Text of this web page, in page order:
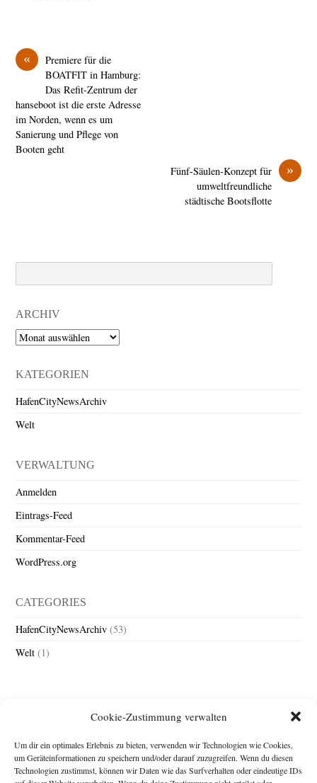
Cookie-Zustimmung verwalten
Um dir ein optimales Erlebnis zu bieten, verwenden wir Technologien wie Cookies,
um Geräteinformationen zu speichern und/oder darauf zuzugreifen. Wenn du diesen
Technologien zustimmst, können wir Daten wie das Surfverhalten oder eindeutige IDs
«
Premiere für die
BOATFIT in Hamburg:
Das Refit-Zentrum der
hanseboot ist die erste Adresse
im Norden, wenn es um
Sanierung und Pflege von
Booten geht
»
Fünf-Säulen-Konzept für
umweltfreundliche
städtische Bootsflotte
ARCHIV
Archiv
KATEGORIEN
HafenCityNewsArchiv
Welt
VERWALTUNG
Anmelden
Eintrags-Feed
Kommentar-Feed
WordPress.org
CATEGORIES
HafenCityNewsArchiv (53)
Welt (1)